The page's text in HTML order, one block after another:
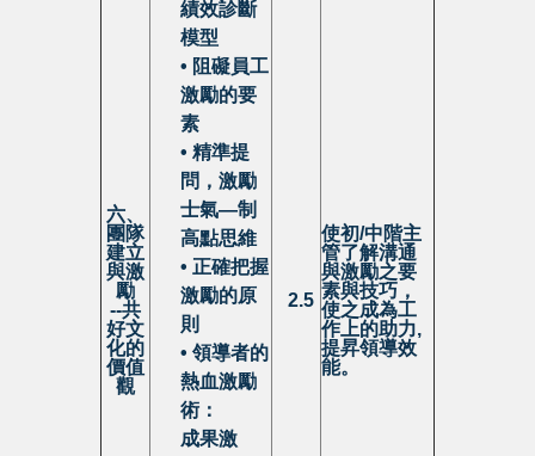
六、
團隊
建立
與激
勵
--共
好文
化的
價值
觀
績效診斷
模型
• 阻礙員工
激勵的要
素
• 精準提
問，激勵
士氣—制
高點思維
• 正確把握
激勵的原
則
• 領導者的
熱血激勵
術：
成果激
2.5
使初/中階主
管了解溝通
與激勵之要
素與技巧，
使之成為工
作上的助力,
提昇領導效
能。